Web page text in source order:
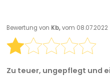
Bewertung von Kb,vom 08.07.2022
Zu teuer, ungepflegt und